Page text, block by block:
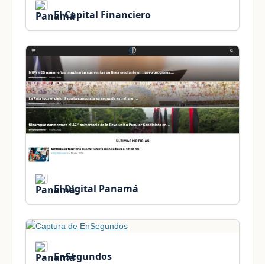
El Capital Financiero
El Digital Panamá
EnSegundos